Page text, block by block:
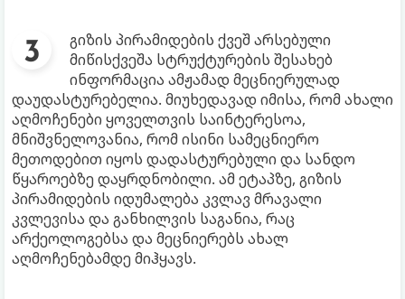
გიზის პირამიდების ქვეშ არსებული
მიწისქვეშა სტრუქტურების შესახებ
ინფორმაცია ამჟამად მეცნიერულად
დაუდასტურებელია. მიუხედავად იმისა, რომ ახალი
აღმოჩენები ყოველთვის საინტერესოა,
მნიშვნელოვანია, რომ ისინი სამეცნიერო
მეთოდებით იყოს დადასტურებული და სანდო
წყაროებზე დაყრდნობილი. ამ ეტაპზე, გიზის
პირამიდების იდუმალება კვლავ მრავალი
კვლევისა და განხილვის საგანია, რაც
არქეოლოგებსა და მეცნიერებს ახალ
აღმოჩენებამდე მიჰყავს.​